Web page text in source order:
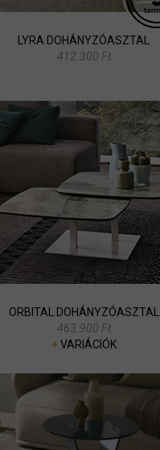
LYRA DOHÁNYZÓASZTAL
412.300 Ft
ORBITAL DOHÁNYZÓASZTAL
463.900 Ft
+VARIÁCIÓK